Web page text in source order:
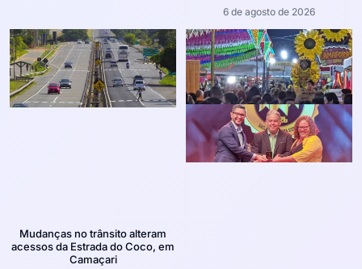
6 de agosto de 2026
Mudanças no trânsito alteram
acessos da Estrada do Coco, em
Camaçari